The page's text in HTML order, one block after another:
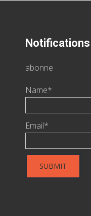
Notifications
abonne
Name*
Email*